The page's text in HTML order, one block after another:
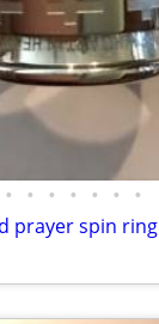
• • • • • • •
prayer spin ring